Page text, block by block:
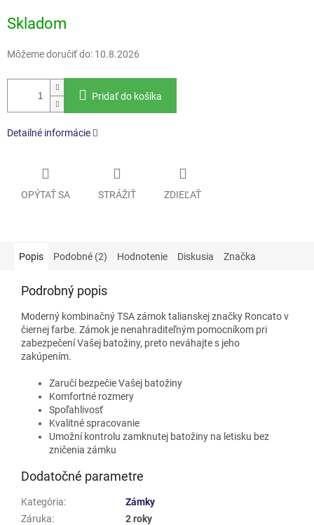
cena:
Skladom
Môžeme doručiť do: 10.8.2026
Pridať do košíka
Detailné informácie
OPÝTAŤ SA STRÁŽIŤ ZDIEĽAŤ
Popis Podobné (2) Hodnotenie Diskusia Značka
Podrobný popis
Moderný kombinačný TSA zámok talianskej značky Roncato v
čiernej farbe. Zámok je nenahraditeľným pomocníkom pri
zabezpečení Vašej batožiny, preto neváhajte s jeho
zakúpením.
Zaručí bezpečie Vašej batožiny
Komfortné rozmery
Spoľahlivosť
Kvalitné spracovanie
Umožní kontrolu zamknutej batožiny na letisku bez
zničenia zámku
Dodatočné parametre
Kategória:
Zámky
Záruka:
2 roky